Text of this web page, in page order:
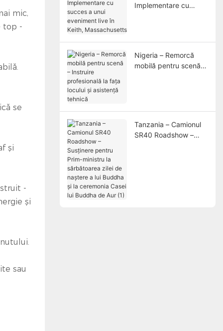
mic,
top -
se
și
-
și
sau
Implementare cu
Nigeria – Remorcă
mobilă pentru scenă –
Tanzania – Camionul
SR40 Roadshow –